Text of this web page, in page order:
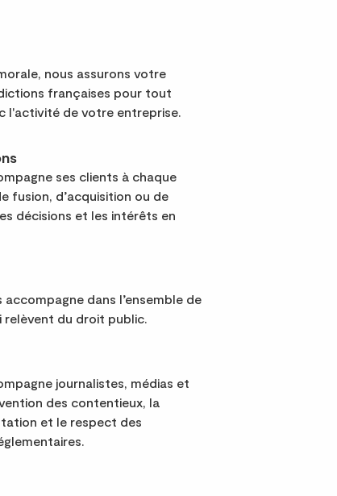
nous assurons votre
françaises pour tout
l'activité de votre entreprise.
ses clients à chaque
fusion, d’acquisition ou de
décisions et les intérêts en
accompagne dans l’ensemble de
du droit public.
journalistes, médias et
des contentieux, la
et le respect des